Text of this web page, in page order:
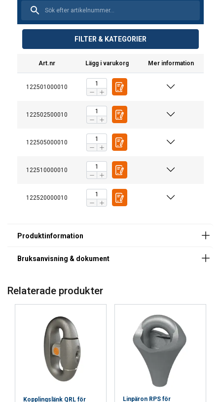
FILTER & KATEGORIER
Art.nr Lägg i varukorg Mer information
122501000010
122502500010
122505000010
122510000010
122520000010
Bruksanvisning
Millfield-Wirelock-Technical-Manual-EN-v12–
WIRELOCK_SDB_Del_A_Harts_rev_2024-04-
WIRELOCK_SDB_Del_B_Katalysatorhärdare_rev_202
Millfield-Wirelock-Booser-Kit-SDS-SV-15-01-2018.pdf
Relaterade produkter
Kopplingslänk QRL för Linpäron RPS för
ENGLISH TRANSLATION
Denna webbplats använder
cookies
Vi använder cookies för att anpassa innehåll,
annonser och för att analysera vår trafik. Vi
delar också information om din användning av
vår webbplats med våra reklam- och
analyspartners som kan kombinera den med
annan information som du har tillhandahållit